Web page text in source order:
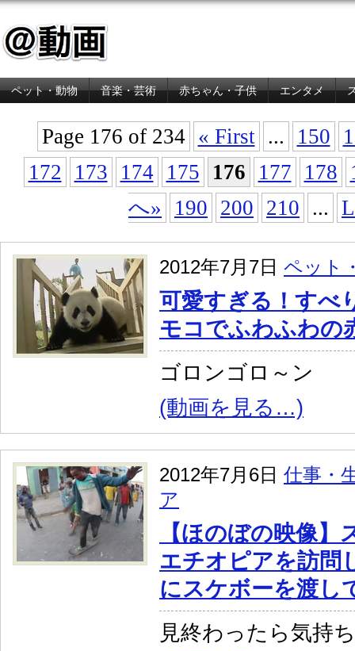
ペット・動物 音楽・芸術 赤ちゃん・子供 エンタメ
Page 176 of 234 « First ... 150
172
173 174 175 176 177 178
へ»
190 200 210 ...
2012年7月7日 ペット
可愛すぎる！すべ
モコでふわふわの
ゴロンゴロ～ン
(動画を見る…)
2012年7月6日 仕事・
ア
【ほのぼの映像】
エチオピアを訪問
にスケボーを渡し
見終わったら気持